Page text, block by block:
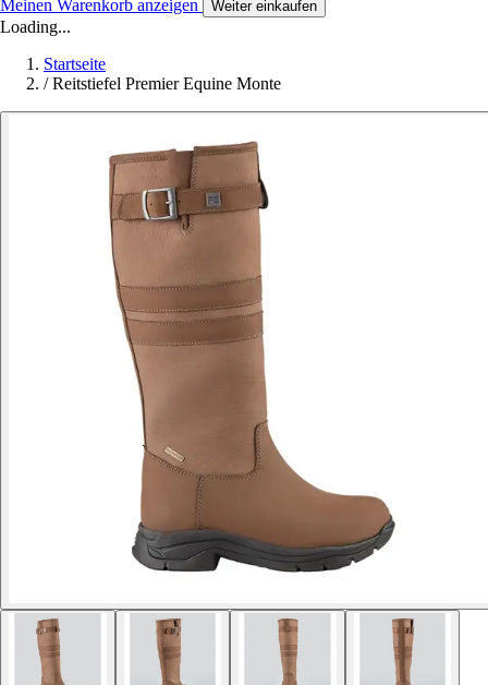
Meinen Warenkorb anzeigen Weiter einkaufen
Loading...
Startseite
/ Reitstiefel Premier Equine Monte